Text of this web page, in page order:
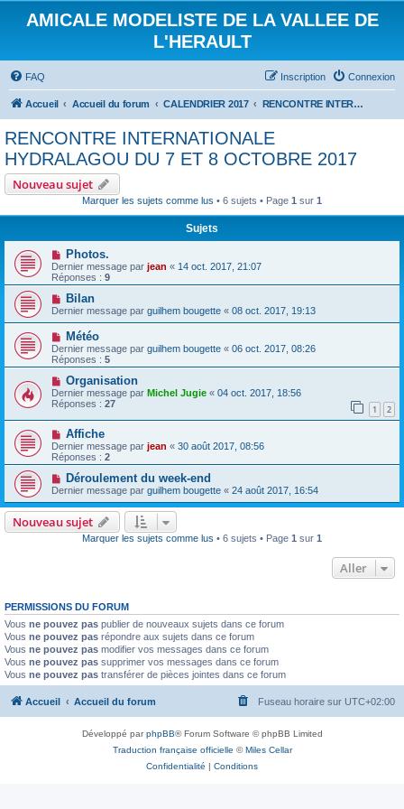
AMICALE MODELISTE DE LA VALLEE DE
L'HERAULT
FAQ Connexion
Inscription
Accueil Accueil du forum CALENDRIER 2017 RENCONTRE INTERNATIONALE HYDRALAGOU DU 7 ET 8 OCTOBRE 2017
RENCONTRE INTERNATIONALE
HYDRALAGOU DU 7 ET 8 OCTOBRE 2017
Nouveau sujet
Marquer les sujets comme lus • 6 sujets • Page 1 sur 1
Sujets
Photos.
Dernier message par jean « 14 oct. 2017, 21:07
Réponses : 9
Bilan
Dernier message par guilhem bougette « 08 oct. 2017, 19:13
Météo
Dernier message par guilhem bougette « 06 oct. 2017, 08:26
Réponses : 5
Organisation
Dernier message par Michel Jugie « 04 oct. 2017, 18:56
Réponses : 27 1 2
Affiche
Dernier message par jean « 30 août 2017, 08:56
Réponses : 2
Déroulement du week-end
Dernier message par guilhem bougette « 24 août 2017, 16:54
Nouveau sujet
Marquer les sujets comme lus • 6 sujets • Page 1 sur 1
Aller
PERMISSIONS DU FORUM
Vous ne pouvez pas publier de nouveaux sujets dans ce forum
Vous ne pouvez pas répondre aux sujets dans ce forum
Vous ne pouvez pas modifier vos messages dans ce forum
Vous ne pouvez pas supprimer vos messages dans ce forum
Vous ne pouvez pas transférer de pièces jointes dans ce forum
Accueil Accueil du forum Fuseau horaire sur UTC+02:00
Développé parphpBB® Forum Software © phpBB Limited
Traduction française officielle ©Miles Cellar
Confidentialité | Conditions